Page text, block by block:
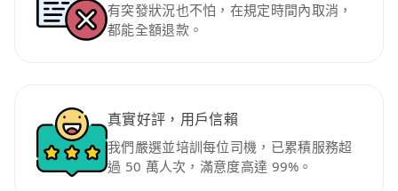
有突發狀況也不怕，在規定時間內取消，
都能全額退款。
真實好評，用戶信賴
我們嚴選並培訓每位司機，已累積服務超
過 50 萬人次，滿意度高達 99%。